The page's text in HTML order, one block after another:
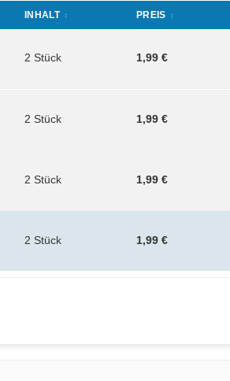
INHALT PREIS
2 Stück 1,99 €
2 Stück 1,99 €
2 Stück 1,99 €
2 Stück 1,99 €